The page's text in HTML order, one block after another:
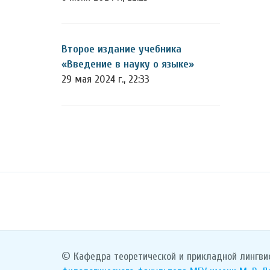
Второе издание учебника
«Введение в науку о языке»
29 мая 2024 г., 22:33
© Кафедра теоретической и прикладной